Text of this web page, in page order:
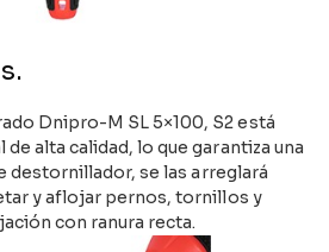
Dnipro-M SL 5×100, S2 está
alta calidad, lo que garantiza una
destornillador, se las arreglará
y aflojar pernos, tornillos y
con ranura recta.